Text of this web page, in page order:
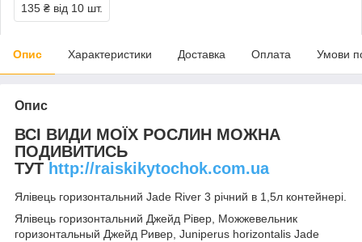
135 ₴ від 10 шт.
Опис Характеристики Доставка Оплата Умови
Опис
ВСІ ВИДИ МОЇХ РОСЛИН МОЖНА
ПОДИВИТИСЬ
ТУТ http://raiskikytochok.com.ua
Ялівець горизонтальний Jade River 3 річний в 1,5л контейнері.
Ялівець горизонтальний Джейд Рівер, Можжевельник
горизонтальный Джейд Ривер, Juniperus horizontalis Jade